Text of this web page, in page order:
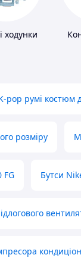
ходунки
pop румі костюм
розміру
FG Бутси